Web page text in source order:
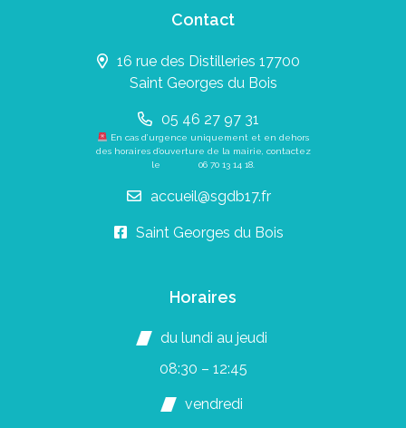
Contact
16 rue des Distilleries 17700
Saint Georges du Bois
05 46 27 97 31
En cas d’urgence uniquement et en dehors
des horaires d’ouverture de la mairie, contactez
le 06 70 13 14 18
accueil@sgdb17.fr
Saint Georges du Bois
Horaires
du lundi au jeudi
08:30 – 12:45
vendredi